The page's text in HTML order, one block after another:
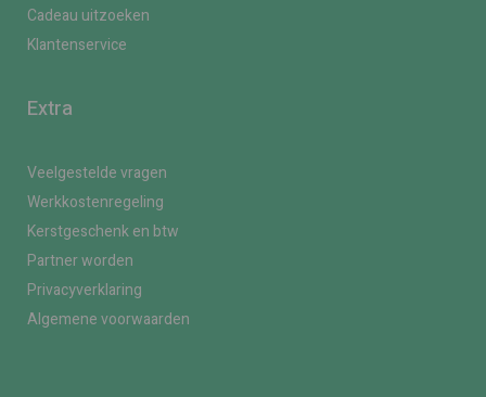
Cadeau uitzoeken
Klantenservice
Extra
Veelgestelde vragen
Werkkostenregeling
Kerstgeschenk en btw
Partner worden
Privacyverklaring
Algemene voorwaarden